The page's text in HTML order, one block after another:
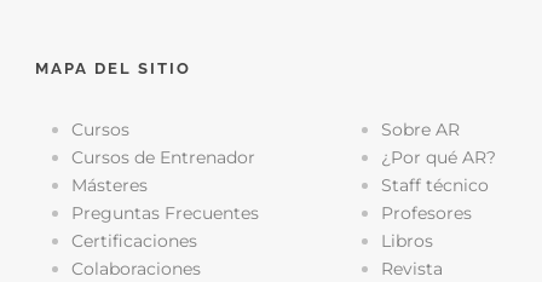
MAPA DEL SITIO
Cursos
Cursos de Entrenador
Másteres
Preguntas Frecuentes
Certificaciones
Colaboraciones
Sobre AR
¿Por qué AR?
Staff técnico
Profesores
Libros
Revista